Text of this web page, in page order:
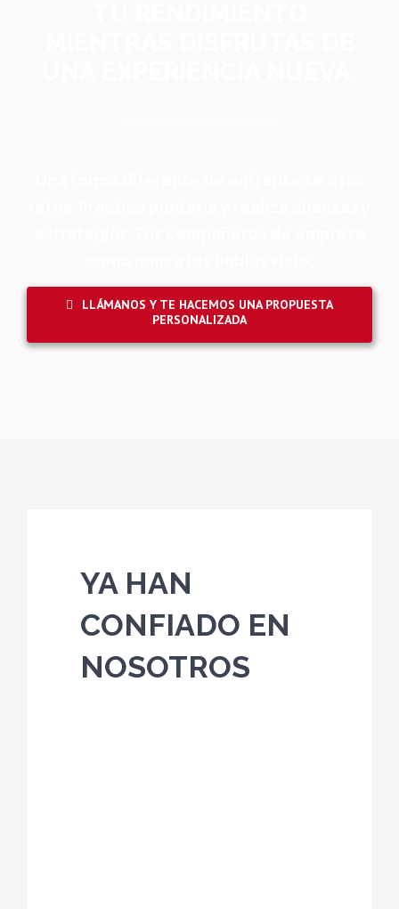
LLÁMANOS Y TE HACEMOS UNA PROPUESTA
PERSONALIZADA
YA HAN
CONFIADO EN
NOSOTROS